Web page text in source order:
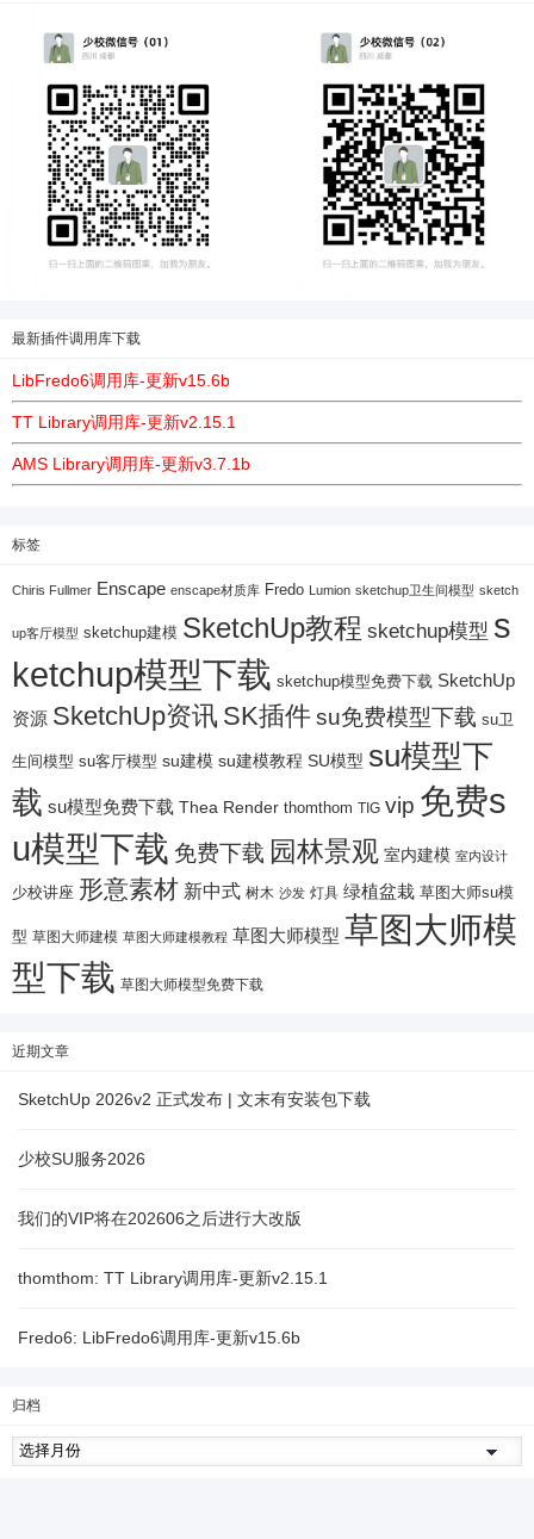
最新插件调用库下载
LibFredo6调用库-更新v15.6b
TT Library调用库-更新v2.15.1
AMS Library调用库-更新v3.7.1b
标签
Chiris Fullmer Enscape enscape材质库 Fredo Lumion sketchup卫生间模型 sketch
up客厅模型 sketchup建模 SketchUp教程 sketchup模型 s
ketchup模型下载 sketchup模型免费下载 SketchUp
资源 SketchUp资讯 SK插件su免费模型下载 su卫
生间模型 su客厅模型 su建模 su建模教程 SU模型 su模型下
载 su模型免费下载 Thea Render thomthom TIG vip 免费s
u模型下载 免费下载 园林景观 室内建模 室内设计
少校讲座 形意素材 新中式 树木 沙发 灯具 绿植盆栽 草图大师su模
型 草图大师建模 草图大师建模教程 草图大师模型 草图大师模
型下载 草图大师模型免费下载
近期文章
SketchUp 2026v2 正式发布 | 文末有安装包下载
少校SU服务2026
我们的VIP将在202606之后进行大改版
thomthom: TT Library调用库-更新v2.15.1
Fredo6: LibFredo6调用库-更新v15.6b
归档